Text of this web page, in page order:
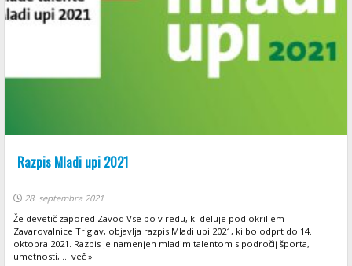
Razpis Mladi upi 2021
28. septembra 2021
Že devetič zapored Zavod Vse bo v redu, ki deluje pod okriljem
Zavarovalnice Triglav, objavlja razpis Mladi upi 2021, ki bo odprt do 14.
oktobra 2021. Razpis je namenjen mladim talentom s področij športa,
umetnosti, ... več »